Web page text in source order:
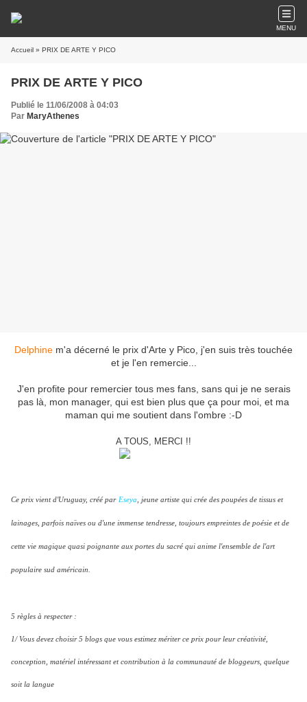
MENU
Accueil » PRIX DE ARTE Y PICO
PRIX DE ARTE Y PICO
Publié le 11/06/2008 à 04:03
Par MaryAthenes
Delphine m'a décerné le prix d'Arte y Pico, j'en suis très touchée
et je l'en remercie...
J'en profite pour remercier tous mes fans, sans qui je ne serais
pas là, mon manager, qui est bien plus que ça pour moi, et ma
maman qui me soutient dans l'ombre :-D
A TOUS, MERCI !!
Ce prix vient d'Uruguay, créé par Eseya , jeune artiste qui crée des poupées de tissus et
lainages, parfois naïves ou d'une immense tendresse, toujours empreintes de poésie et de
cette vie magique quasi poignante aux portes du sacré qui anime l'ensemble de l'art
populaire sud américain.
5 règles à respecter :
1/ Vous devez choisir 5 blogs que vous estimez mériter ce prix pour leur créativité,
conception, matériel intéressant et contribution à la communauté de bloggeurs, quelque
soit la langue